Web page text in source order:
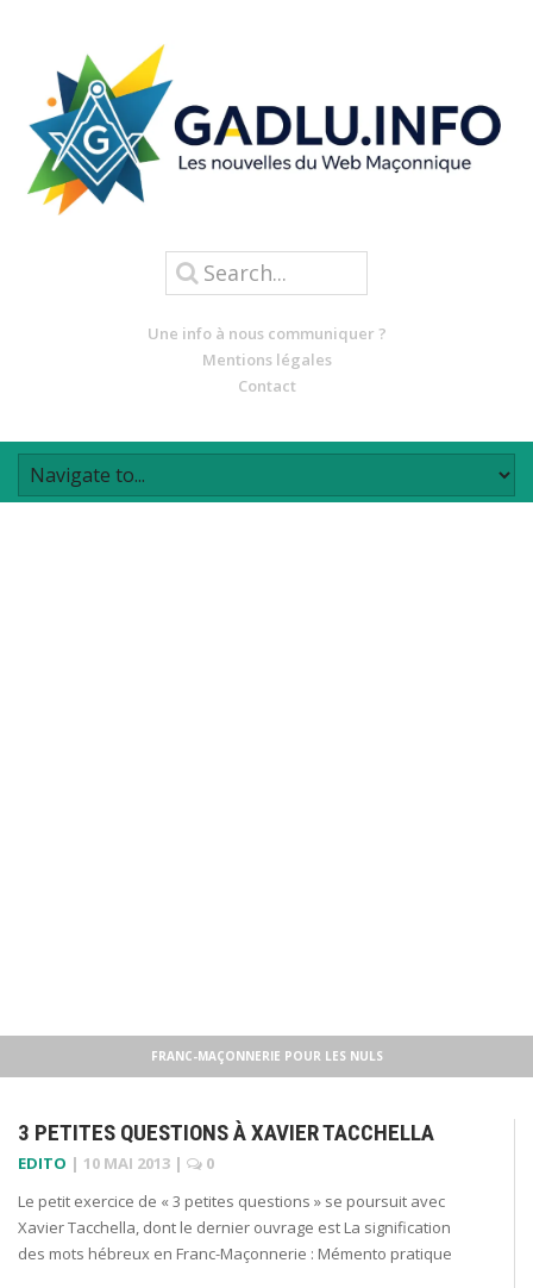
Une info à nous communiquer ?
Mentions légales
Contact
FRANC-MAÇONNERIE POUR LES NULS
3 PETITES QUESTIONS À XAVIER TACCHELLA
EDITO | 10 MAI 2013 |
0
Le petit exercice de « 3 petites questions » se poursuit avec
Xavier Tacchella, dont le dernier ouvrage est La signification
des mots hébreux en Franc-Maçonnerie : Mémento pratique